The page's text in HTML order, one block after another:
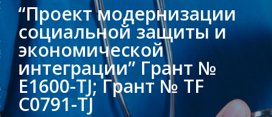
“Проект модернизации
социальной защиты и
экономической
интеграции” Грант №
E1600-TJ; Грант № TF
C0791-TJ